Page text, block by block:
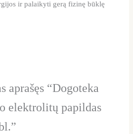
ir palaikyti gerą fizinę būklę
aprašęs “Dogoteka
elektrolitų papildas